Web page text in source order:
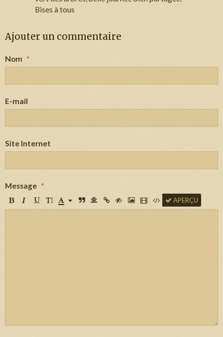
Bises à tous
Ajouter un commentaire
Nom
E-mail
Site Internet
Message
APERÇU